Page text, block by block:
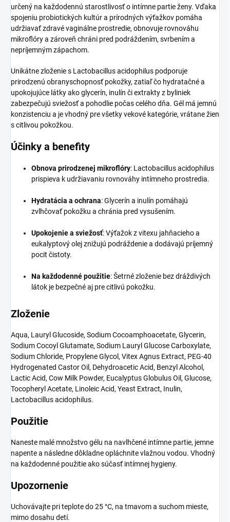
určený na každodennú starostlivosť o intímne partie ženy. Vďaka
spojeniu probiotických kultúr a prírodných výťažkov pomáha
udržiavať zdravé vaginálne prostredie, obnovuje rovnováhu
mikroflóry a zároveň chráni pred podráždením, svrbením a
nepríjemným zápachom.
Unikátne zloženie s Lactobacillus acidophilus podporuje
prirodzenú obranyschopnosť pokožky, zatiaľ čo hydratačné a
upokojujúce látky ako glycerín, inulín či extrakty z byliniek
zabezpečujú sviežosť a pohodlie počas celého dňa. Gél má jemnú
konzistenciu a je vhodný pre všetky vekové kategórie, vrátane žien
s citlivou pokožkou.
Účinky a benefity
Obnova prirodzenej mikroflóry: Lactobacillus acidophilus
prispieva k udržiavaniu rovnováhy intímneho prostredia.
Hydratácia a ochrana: Glycerín a inulín pomáhajú
zvlhčovať pokožku a chránia pred vysušením.
Upokojenie a sviežosť: Výťažok z vitexu jahňacieho a
eukalyptový olej znižujú podráždenie a dodávajú príjemný
pocit čistoty.
Na každodenné použitie: Šetrné zloženie bez dráždivých
látok je bezpečné aj pre citlivú pokožku.
Zloženie
Aqua, Lauryl Glucoside, Sodium Cocoamphoacetate, Glycerin,
Sodium Cocoyl Glutamate, Sodium Lauryl Glucose Carboxylate,
Sodium Chloride, Propylene Glycol, Vitex Agnus Extract, PEG-40
Hydrogenated Castor Oil, Dehydroacetic Acid, Benzyl Alcohol,
Lactic Acid, Cow Milk Powder, Eucalyptus Globulus Oil, Glucose,
Tocopheryl Acetate, Linoleic Acid, Yeast Extract, Inulin,
Lactobacillus acidophilus.
Použitie
Naneste malé množstvo gélu na navlhčené intímne partie, jemne
napente a následne dôkladne opláchnite vlažnou vodou. Vhodný
na každodenné použitie ako súčasť intímnej hygieny.
Upozornenie
Uchovávajte pri teplote do 25 °C, na tmavom a suchom mieste,
mimo dosahu detí.